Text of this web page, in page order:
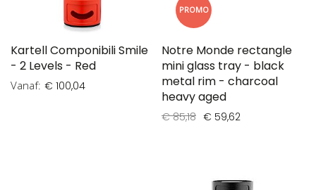
Kartell Componibili Smile
- 2 Levels - Red
Vanaf € 100,04
PROMO
Notre Monde rectangle
mini glass tray - black
metal rim - charcoal
heavy aged
€ 59,62
€ 85,18